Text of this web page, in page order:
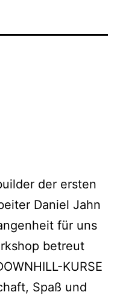
der ersten
Daniel Jahn
für uns
betreut
KURSE
Spaß und